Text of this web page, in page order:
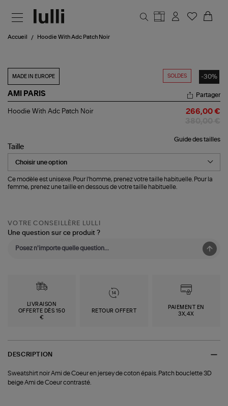
Accueil Hoodie With Adc Patch Noir
SOLDES -30%
MADE IN EUROPE
AMI PARIS
Hoodie
Noir
Partager
Hoodie With Adc Patch Noir 266,00 €
Guide des tailles
Taille
Ce modèle est unisexe. Pour l'homme, prenez votre taille habituelle. Pour la
femme, prenez une taille en dessous de votre taille habituelle.
VOTRE CONSEILLÈRE LULLI
Une question sur ce produit ?
LIVRAISON
OFFERTE DÈS 150
€
RETOUR OFFERT
PAIEMENT EN
3X,4X
DESCRIPTION
Sweatshirt noir Ami de Coeur en jersey de coton épais. Patch bouclette 3D
beige Ami de Coeur contrasté.